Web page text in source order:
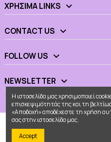
ΧΡΉΣΙΜΑ LINKS
CONTACT US
FOLLOW US
NEWSLETTER
Η ιστοσελίδα μας χρησιμοποιεί
επισκεψιμότητάς της και τη
«Αποδοχή» αποδέχεστε τη χρήση
σας στην ιστοσελίδα μας.
Accept